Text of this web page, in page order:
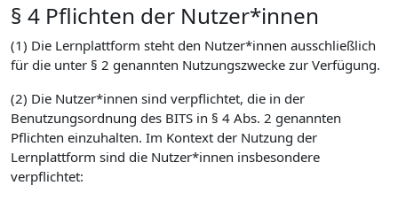
§ 4 Pflichten der Nutzer*innen
(1) Die Lernplattform steht den Nutzer*innen ausschließlich
für die unter § 2 genannten Nutzungszwecke zur Verfügung.
(2) Die Nutzer*innen sind verpflichtet, die in der
Benutzungsordnung des BITS in § 4 Abs. 2 genannten
Pflichten einzuhalten. Im Kontext der Nutzung der
Lernplattform sind die Nutzer*innen insbesondere
verpflichtet: